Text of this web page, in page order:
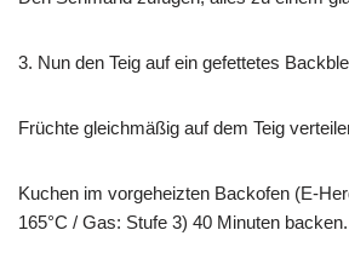
3. Nun den Teig auf ein gefettetes
Früchte gleichmäßig auf dem Teig
Kuchen im vorgeheizten Backofen (E-
165°C / Gas: Stufe 3) 40 Minuten backen.